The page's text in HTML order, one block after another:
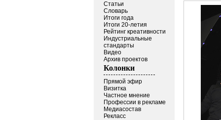
Статьи
Словарь
Итоги года
Итоги 20-летия
Рейтинг креативности
Индустриальные
стандарты
Видео
Архив проектов
Колонки
Прямой эфир
Визитка
Частное мнение
Профессии в рекламе
Медиасостав
Рекласс